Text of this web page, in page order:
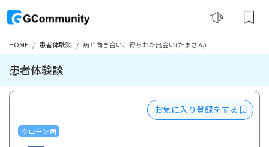
HOME 患者体験談 病と向き合い、得られた出会い(たまさん)
患者体験談
クローン病
お気に入り登録をする